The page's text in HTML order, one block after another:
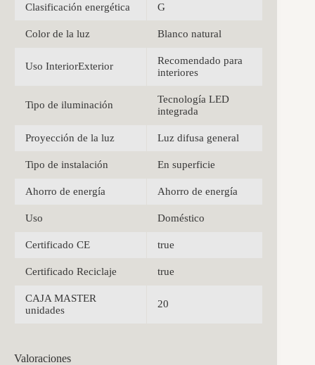
Clasificación energética G
Color de la luz Blanco natural
Uso InteriorExterior
Recomendado para
interiores
Tipo de iluminación
Tecnología LED
integrada
Proyección de la luz Luz difusa general
Tipo de instalación En superficie
Ahorro de energía Ahorro de energía
Uso Doméstico
Certificado CE true
Certificado Reciclaje true
CAJA MASTER
unidades
20
Valoraciones